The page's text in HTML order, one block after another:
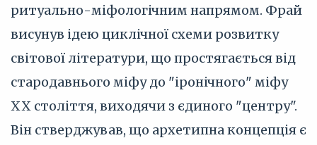
ритуально-міфологічним напрямом. Фрай
висунув ідею циклічної схеми розвитку
світової літератури, що простягається від
стародавнього міфу до "іронічного" міфу
XX століття, виходячи з єдиного "центру".
Він стверджував, що архетипна концепція є